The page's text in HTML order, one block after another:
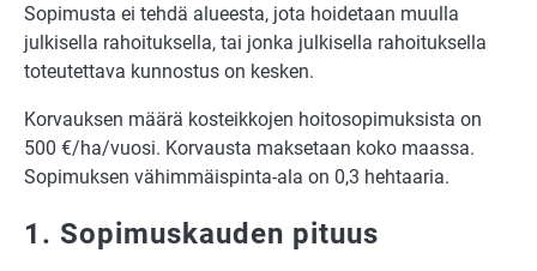
Sopimusta ei tehdä alueesta, jota hoidetaan muulla
julkisella rahoituksella, tai jonka julkisella rahoituksella
toteutettava kunnostus on kesken.
Korvauksen määrä kosteikkojen hoitosopimuksista on
500 €/ha/vuosi. Korvausta maksetaan koko maassa.
Sopimuksen vähimmäispinta-ala on 0,3 hehtaaria.
1. Sopimuskauden pituus